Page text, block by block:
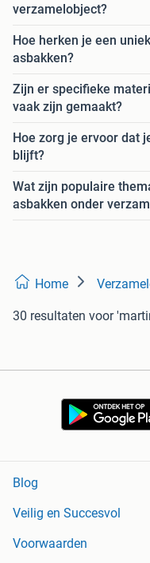
verzamelobject?
Hoe herken je een
asbakken?
Zijn er specifieke
vaak zijn gemaakt?
Hoe zorg je ervoor dat
blijft?
Wat zijn populaire
asbakken onder
Home
30 resultaten voor
Blog
Veilig en Succesvol
Voorwaarden